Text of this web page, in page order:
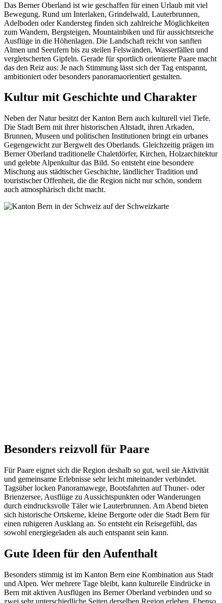
Das Berner Oberland ist wie geschaffen für einen Urlaub mit viel
Bewegung. Rund um Interlaken, Grindelwald, Lauterbrunnen,
Adelboden oder Kandersteg finden sich zahlreiche Möglichkeiten
zum Wandern, Bergsteigen, Mountainbiken und für aussichtsreiche
Ausflüge in die Höhenlagen. Die Landschaft reicht von sanften
Almen und Seeufern bis zu steilen Felswänden, Wasserfällen und
vergletscherten Gipfeln. Gerade für sportlich orientierte Paare macht
das den Reiz aus: Je nach Stimmung lässt sich der Tag entspannt,
ambitioniert oder besonders panoramaorientiert gestalten.
Kultur mit Geschichte und Charakter
Neben der Natur besitzt der Kanton Bern auch kulturell viel Tiefe.
Die Stadt Bern mit ihrer historischen Altstadt, ihren Arkaden,
Brunnen, Museen und politischen Institutionen bringt ein urbanes
Gegengewicht zur Bergwelt des Oberlands. Gleichzeitig prägen im
Berner Oberland traditionelle Chaletdörfer, Kirchen, Holzarchitektur
und gelebte Alpenkultur das Bild. So entsteht eine besondere
Mischung aus städtischer Geschichte, ländlicher Tradition und
touristischer Offenheit, die die Region nicht nur schön, sondern
auch atmosphärisch dicht macht.
Besonders reizvoll für Paare
Für Paare eignet sich die Region deshalb so gut, weil sie Aktivität
und gemeinsame Erlebnisse sehr leicht miteinander verbindet.
Tagsüber locken Panoramawege, Bootsfahrten auf Thuner- oder
Brienzersee, Ausflüge zu Aussichtspunkten oder Wanderungen
durch eindrucksvolle Täler wie Lauterbrunnen. Am Abend bieten
sich historische Ortskerne, kleine Bergorte oder die Stadt Bern für
einen ruhigeren Ausklang an. So entsteht ein Reisegefühl, das
sowohl energiegeladen als auch entspannt sein kann.
Gute Ideen für den Aufenthalt
Besonders stimmig ist im Kanton Bern eine Kombination aus Stadt
und Alpen. Wer mehrere Tage bleibt, kann kulturelle Eindrücke in
Bern mit aktiven Ausflügen ins Berner Oberland verbinden und so
zwei sehr unterschiedliche Seiten derselben Region erleben. Ebenso